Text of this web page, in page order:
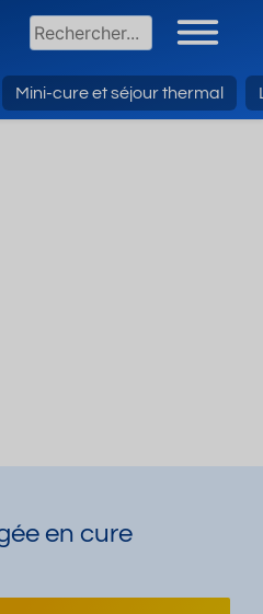
Mini-cure et séjour thermal
en cure